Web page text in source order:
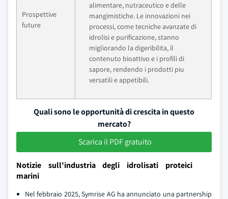
Prospettive
future
alimentare, nutraceutico e delle
mangimistiche. Le innovazioni nei
processi, come tecniche avanzate di
idrolisi e purificazione, stanno
migliorando la digeribilita, il
contenuto bioattivo e i profili di
sapore, rendendo i prodotti piu
versatili e appetibili.
Quali sono le opportunità di crescita in questo
mercato?
Scarica il PDF gratuito
Notizie sull'industria degli idrolisati proteici
marini
Nel febbraio 2025, Symrise AG ha annunciato una partnership